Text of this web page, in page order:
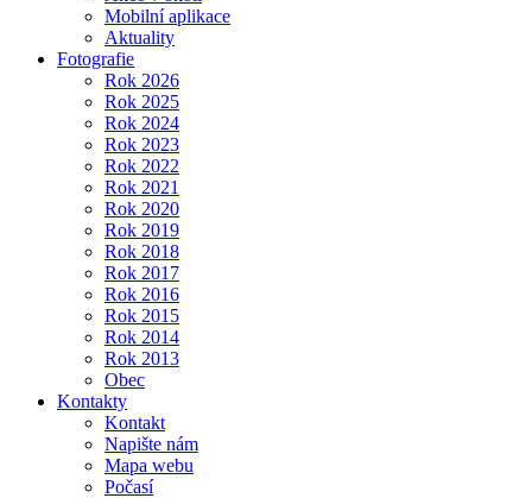
Mobilní aplikace
Aktuality
Fotografie
Rok 2026
Rok 2025
Rok 2024
Rok 2023
Rok 2022
Rok 2021
Rok 2020
Rok 2019
Rok 2018
Rok 2017
Rok 2016
Rok 2015
Rok 2014
Rok 2013
Obec
Kontakty
Kontakt
Napište nám
Mapa webu
Počasí